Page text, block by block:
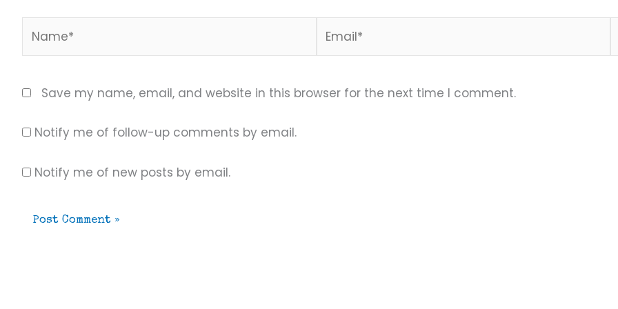
Save my name, email, and website in this browser for the next time I comment.
Notify me of follow-up comments by email.
Notify me of new posts by email.